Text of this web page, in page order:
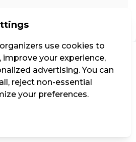
use cookies to
improve your experience,
advertising. You can
reject non-essential
your preferences.